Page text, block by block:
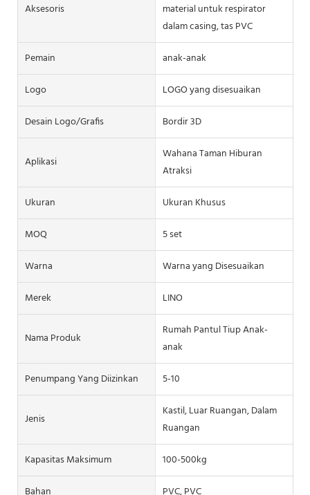
Aksesoris
material untuk respirator
dalam casing, tas PVC
Pemain
anak-anak
Logo
LOGO yang disesuaikan
Desain Logo/grafis
Bordir 3D
Aplikasi
Wahana Taman Hiburan
Atraksi
Ukuran
Ukuran Khusus
MOQ
5 set
Warna
Warna yang Disesuaikan
Merek
LINO
Nama Produk
Rumah Pantul Tiup Anak-
anak
Penumpang Yang Diizinkan
5-10
Jenis
Kastil, Luar Ruangan, Dalam
Ruangan
Kapasitas Maksimum
100-500kg
Bahan
PVC, PVC